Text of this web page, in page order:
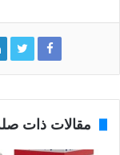
مقالات ذات